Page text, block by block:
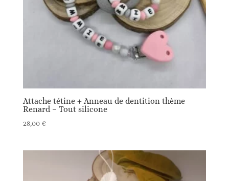
Attache tétine + Anneau de dentition thème
Renard – Tout silicone
28,00 €